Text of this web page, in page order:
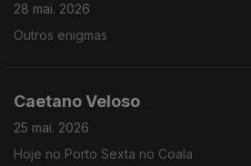
28 mai. 2026
Outros enigmas
Caetano Veloso
25 mai. 2026
Hoje no Porto Sexta no Coala